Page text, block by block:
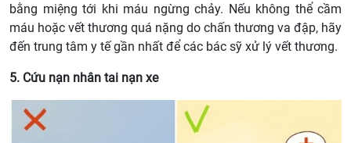
bằng miệng tới khi máu ngừng chảy. Nếu không thể cầm
máu hoặc vết thương quá nặng do chấn thương va đập, hãy
đến trung tâm y tế gần nhất để các bác sỹ xử lý vết thương.
5. Cứu nạn nhân tai nạn xe